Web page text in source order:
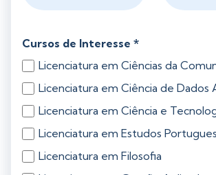
Cursos de Interesse *
Licenciatura em Ciências da
Licenciatura em Ciência de Dados
Licenciatura em Ciência e
Licenciatura em Estudos
Licenciatura em Filosofia